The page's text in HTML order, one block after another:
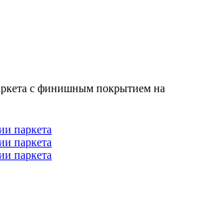
с финишным покрытием на